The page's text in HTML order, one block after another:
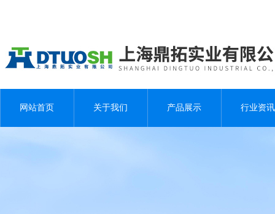
网站首页 关于我们 产品展示 行业资讯